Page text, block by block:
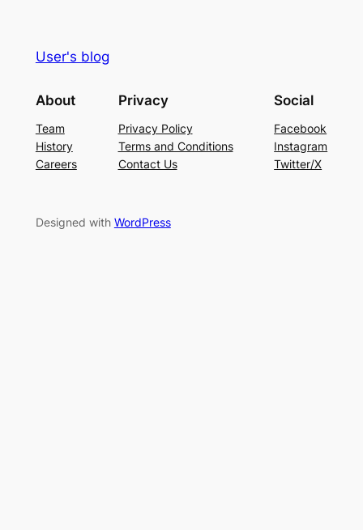
User's blog
About
Team
History
Careers
Privacy
Privacy Policy
Terms and Conditions
Contact Us
Social
Facebook
Instagram
Twitter/X
Designed with WordPress